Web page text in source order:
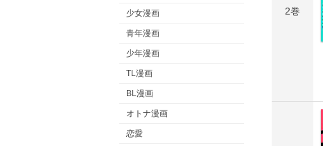
少女漫画
青年漫画
少年漫画
TL漫画
BL漫画
オトナ漫画
恋愛
2巻